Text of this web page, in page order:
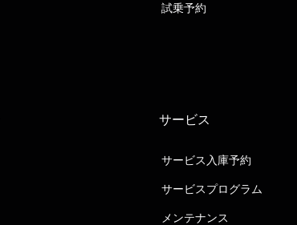
試乗予約
サービス
サービス入庫予約
サービスプログラム
メンテナンス